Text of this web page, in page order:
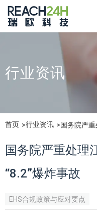
行业资讯
首页 行业资讯 国务院严
国务院严重处理
“8.2”爆炸事故
EHS合规政策与应对要点